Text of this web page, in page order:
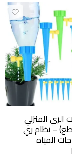
المنزلي
(5 قطع) – نظام ري
المياه